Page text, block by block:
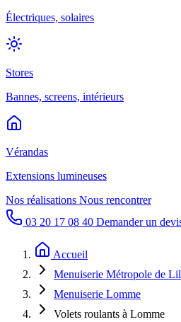
Électriques, solaires
Stores
Bannes, screens, intérieurs
Vérandas
Extensions lumineuses
Nos réalisations Nous rencontrer
03 20 17 08 40 Demander un
Accueil
Menuiserie Métropole de
Menuiserie Lomme
Volets roulants à Lomme